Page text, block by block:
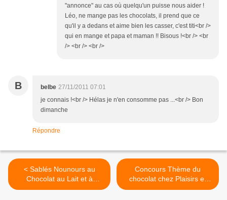
"annonce" au cas où quelqu'un puisse nous aider !
Léo, ne mange pas les chocolats, il prend que ce
qu'il y a dedans et aime bien les casser, c'est titi<br />
qui en mange et papa et maman !! Bisous !<br /> <br
/> <br /> <br />
B belbe 27/11/2011 07:01
je connais !<br /> Hélas je n'en consomme pas ...<br /> Bon
dimanche
Répondre
< Sablés Nounours au
Chocolat au Lait et à
l'Orange
Concours Thème du
chocolat chez Plaisirs et
Joies des Papilles >